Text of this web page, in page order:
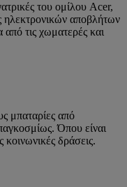
του ομίλου Acer,
αποβλήτων
τις χωματερές και
μπαταρίες από
Όπου είναι
κοινωνικές δράσεις.